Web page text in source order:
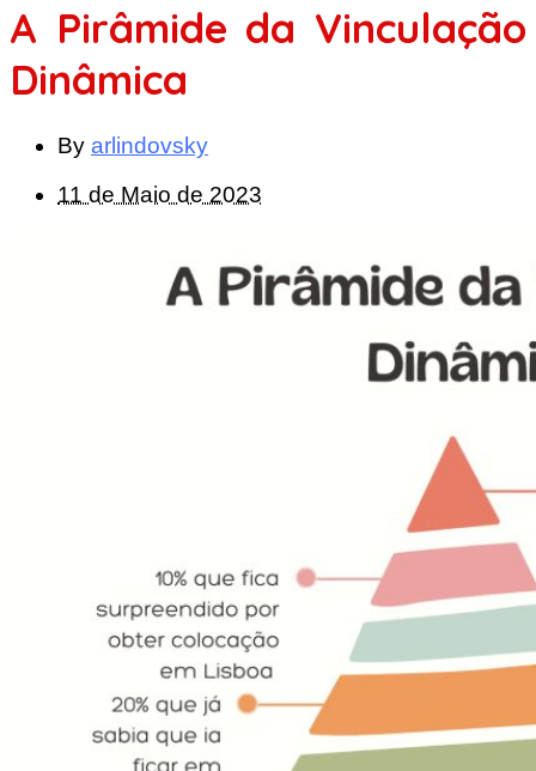
A Pirâmide da Vinculação
Dinâmica
By arlindovsky
11 de Maio de 2023